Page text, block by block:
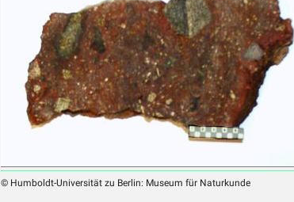
© Humboldt-Universität zu Berlin: Museum für Naturkunde